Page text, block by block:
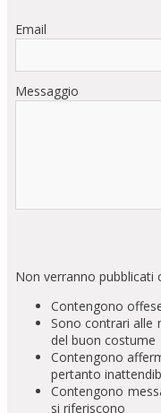
Email
Messaggio
Non verranno pubblicati
Contengono
Sono contrari alle
del buon costume
Contengono
pertanto
Contengono
si riferiscono